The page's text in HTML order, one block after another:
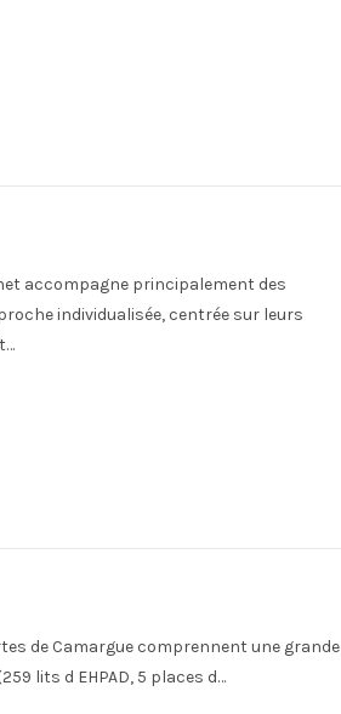
accompagne principalement des
individualisée, centrée sur leurs
de Camargue comprennent une grande
lits d EHPAD, 5 places d…